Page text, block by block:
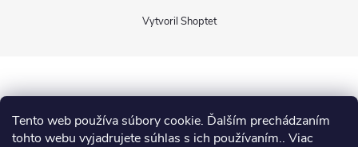
Tento web používa súbory cookie. Ďalším prechádzaním
tohto webu vyjadrujete súhlas s ich používaním.. Viac
Vytvoril Shoptet